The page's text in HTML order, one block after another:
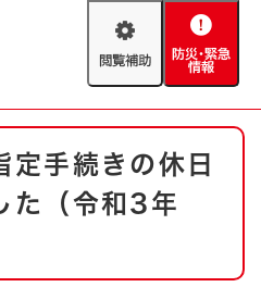
閲
助
防
緊
情
報
救急・消防
AED設置箇所
定手続きの休日
た（令和3年